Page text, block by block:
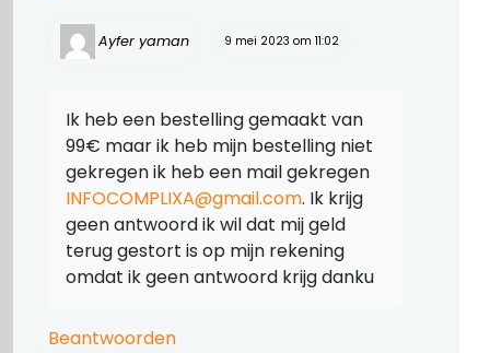
Ayfer yaman 9 mei 2023 om 11:02
Ik heb een bestelling gemaakt van
99€ maar ik heb mijn bestelling niet
gekregen ik heb een mail gekregen
INFOCOMPLIXA@gmail.com. Ik krijg
geen antwoord ik wil dat mij geld
terug gestort is op mijn rekening
omdat ik geen antwoord krijg danku
Beantwoorden